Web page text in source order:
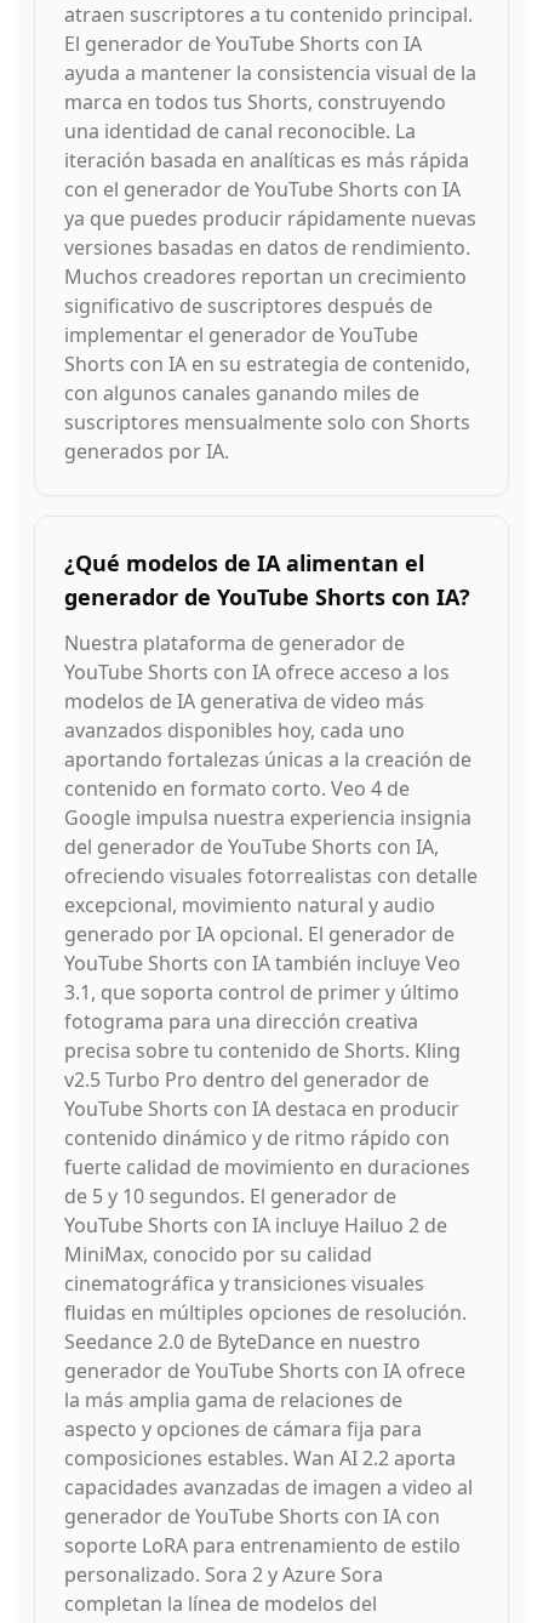
atraen suscriptores a tu contenido principal.
El generador de YouTube Shorts con IA
ayuda a mantener la consistencia visual de la
marca en todos tus Shorts, construyendo
una identidad de canal reconocible. La
iteración basada en analíticas es más rápida
con el generador de YouTube Shorts con IA
ya que puedes producir rápidamente nuevas
versiones basadas en datos de rendimiento.
Muchos creadores reportan un crecimiento
significativo de suscriptores después de
implementar el generador de YouTube
Shorts con IA en su estrategia de contenido,
con algunos canales ganando miles de
suscriptores mensualmente solo con Shorts
generados por IA.
¿Qué modelos de IA alimentan el
generador de YouTube Shorts con IA?
Nuestra plataforma de generador de
YouTube Shorts con IA ofrece acceso a los
modelos de IA generativa de video más
avanzados disponibles hoy, cada uno
aportando fortalezas únicas a la creación de
contenido en formato corto. Veo 4 de
Google impulsa nuestra experiencia insignia
del generador de YouTube Shorts con IA,
ofreciendo visuales fotorrealistas con detalle
excepcional, movimiento natural y audio
generado por IA opcional. El generador de
YouTube Shorts con IA también incluye Veo
3.1, que soporta control de primer y último
fotograma para una dirección creativa
precisa sobre tu contenido de Shorts. Kling
v2.5 Turbo Pro dentro del generador de
YouTube Shorts con IA destaca en producir
contenido dinámico y de ritmo rápido con
fuerte calidad de movimiento en duraciones
de 5 y 10 segundos. El generador de
YouTube Shorts con IA incluye Hailuo 2 de
MiniMax, conocido por su calidad
cinematográfica y transiciones visuales
fluidas en múltiples opciones de resolución.
Seedance 2.0 de ByteDance en nuestro
generador de YouTube Shorts con IA ofrece
la más amplia gama de relaciones de
aspecto y opciones de cámara fija para
composiciones estables. Wan AI 2.2 aporta
capacidades avanzadas de imagen a video al
generador de YouTube Shorts con IA con
soporte LoRA para entrenamiento de estilo
personalizado. Sora 2 y Azure Sora
completan la línea de modelos del